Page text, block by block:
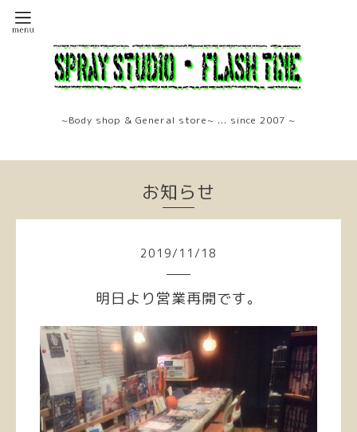
~Body shop & General store~ ... since 2007 ~
お知らせ
2019/ 11 / 18
明日より営業再開です。